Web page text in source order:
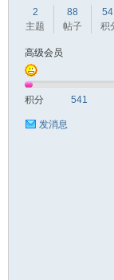
2
主题
88
帖子
积
高级会员
积分 541
发消息